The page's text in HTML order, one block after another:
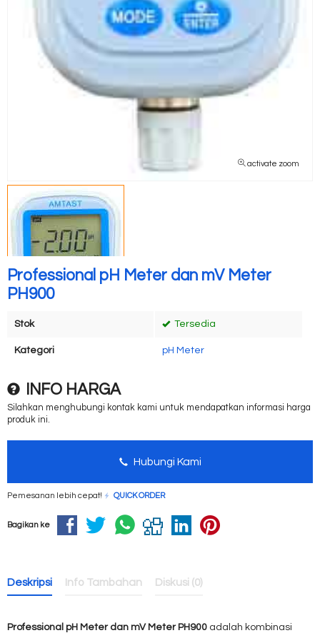
activate zoom
Professional pH Meter dan mV Meter
PH900
Stok Tersedia
Kategori pH Meter
INFO HARGA
Silahkan menghubungi kontak kami untuk mendapatkan informasi harga
produk ini.
Hubungi Kami
Pemesanan lebih cepat! QUICK ORDER
Bagikan ke
Deskripsi Info Tambahan Diskusi (0)
Professional pH Meter dan mV Meter PH900 adalah kombinasi